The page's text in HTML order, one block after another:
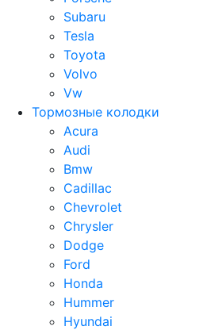
Subaru
Tesla
Toyota
Volvo
Vw
Тормозные колодки
Acura
Audi
Bmw
Cadillac
Chevrolet
Chrysler
Dodge
Ford
Honda
Hummer
Hyundai